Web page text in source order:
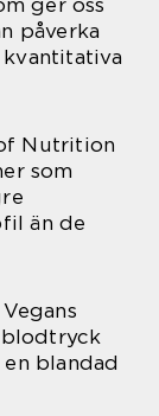
ger oss
påverka
kvantitativa
Nutrition
som
än de
blodtryck
blandad